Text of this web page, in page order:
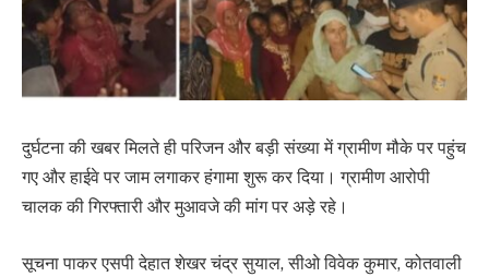
दुर्घटना की खबर मिलते ही परिजन और बड़ी संख्या में ग्रामीण मौके पर पहुंच
गए और हाईवे पर जाम लगाकर हंगामा शुरू कर दिया। ग्रामीण आरोपी
चालक की गिरफ्तारी और मुआवजे की मांग पर अड़े रहे।
सूचना पाकर एसपी देहात शेखर चंद्र सुयाल, सीओ विवेक कुमार, कोतवाली